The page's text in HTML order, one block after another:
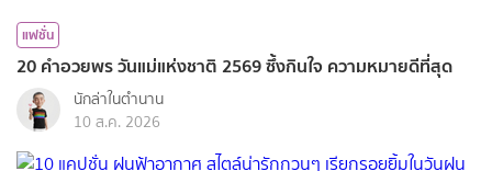
แฟชั่น
20 คำอวยพร วันแม่แห่งชาติ 2569 ซึ้งกินใจ ความหมายดีที่สุด
นักล่าในตำนาน
10 ส.ค. 2026